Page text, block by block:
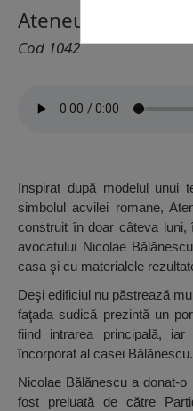
Ateneul Nicolae
Cod 1042
Inspirat după modelul unui
simbolul acvilei romane,
construit în doar câteva luni,
avocatului Nicolae
casa şi cu materialele
Deşi edificiul nu păstrează
faţada sudică prezintă un
fiind intrarea principală,
încorporat al casei Bălănescu.
Nicolae Bălănescu a donat-
fost preluată de către